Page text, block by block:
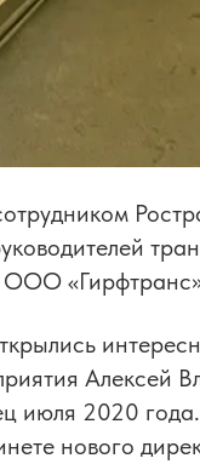
Алексей
июля 2020
нового